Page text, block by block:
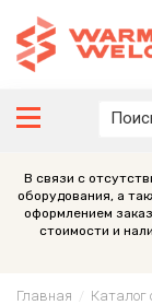
В связи с
оборудования, а
оформлением
стоимости и
Главная Каталог